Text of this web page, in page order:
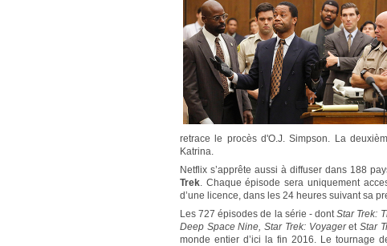
retrace le procès d'O.J. Simpson. La
Katrina.
Netflix s’apprête aussi à diffuser dans 188
Trek. Chaque épisode sera uniquement
d’une licence, dans les 24 heures suivant sa
Les 727 épisodes de la série - dontStar Trek:
Deep Space Nine, Star Trek: Voyageret Star
monde entier d’ici la fin 2016. Le tournage